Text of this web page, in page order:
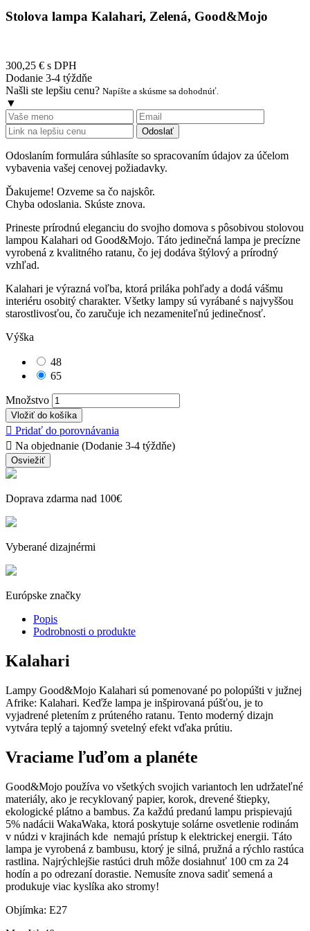
Stolova lampa Kalahari, Zelená, Good&Mojo
300,25 € s DPH
Dodanie 3-4 týždňe
Našli ste lepšiu cenu? Napíšte a skúsme sa dohodnúť.
▼
Odoslať
Odoslaním formulára súhlasíte so spracovaním údajov za účelom
vybavenia vašej cenovej požiadavky.
Ďakujeme! Ozveme sa čo najskôr.
Chyba odoslania. Skúste znova.
Prineste prírodnú eleganciu do svojho domova s pôsobivou stolovou
lampou Kalahari od Good&Mojo. Táto jedinečná lampa je precízne
vyrobená z kvalitného ratanu, čo jej dodáva štýlový a prírodný
vzhľad.
Kalahari je výrazná voľba, ktorá priláka pohľady a dodá vášmu
interiéru osobitý charakter. Všetky lampy sú vyrábané s najvyššou
starostlivosťou, čo zaručuje ich nezameniteľnú jedinečnosť.
Výška
48
65
Množstvo
Vložiť do košíka
 Pridať do porovnávania
 Na objednanie (Dodanie 3-4 týždňe)
Doprava zdarma nad 100€
Vyberané dizajnérmi
Európske značky
Popis
Podrobnosti o produkte
Kalahari
Lampy Good&Mojo Kalahari sú pomenované po polopúšti v južnej
Afrike: Kalahari. Keďže lampa je inšpirovaná púšťou, je to
vyjadrené pletením z prúteného ratanu. Tento moderný dizajn
vytvára teplý a tajomný svetelný efekt vďaka prútiu.
Vraciame ľuďom a planéte
Good&Mojo používa vo všetkých svojich variantoch len udržateľné
materiály, ako je recyklovaný papier, korok, drevené štiepky,
ekologické plátno a bambus. Za každú predanú lampu prispievajú
5% nadácii WakaWaka, ktorá poskytuje solárne osvetlenie rodinám
v núdzi v krajinách kde nemajú prístup k elektrickej energii. Táto
lampa je vyrobená z bambusu, ktorý je silná, pružná a rýchlo rastúca
rastlina. Najrýchlejšie rastúci druh môže dosiahnuť 100 cm za 24
hodín a po odrezaní dorastie. Nemusíte znova sadiť semená a
produkuje viac kyslíka ako stromy!
Objímka: E27